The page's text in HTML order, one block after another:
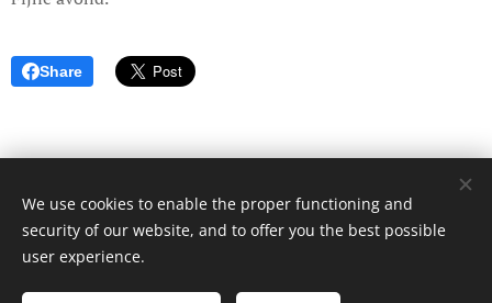
Share
© 2017 Dagboek van een onbekende. Alle rechten voorbehouden.
Languages
We use cookies to enable the proper functioning and
security of our website, and to offer you the best possible
user experience.